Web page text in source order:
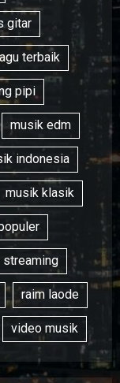
gitar
terbaik
pipi
musik edm
indonesia
musik klasik
streaming
raim laode
video musik